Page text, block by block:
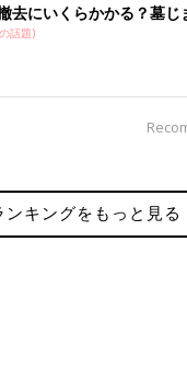
ことは、時間とお金
ート」をプロデュース
い献立の立て方」につい
にあるような食材を無駄
調味料などの無駄を繰り
の性格と行動パターンを
去にいくらかかる？墓じ
話題)
ンキングをもっと見る